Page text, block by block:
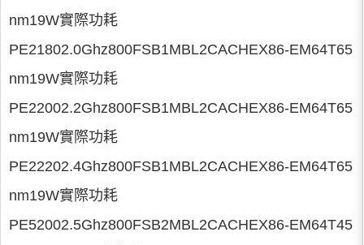
nm19W實際功耗
PE21802.0Ghz800FSB1MBL2CACHEX86-EM64T65
nm19W實際功耗
PE22002.2Ghz800FSB1MBL2CACHEX86-EM64T65
nm19W實際功耗
PE22202.4Ghz800FSB1MBL2CACHEX86-EM64T65
nm19W實際功耗
PE52002.5Ghz800FSB2MBL2CACHEX86-EM64T45